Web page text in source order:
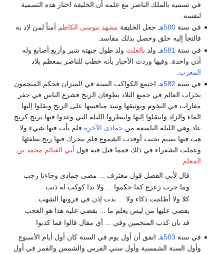
في تسميه بالملك الناصر مع علمه أن الخليفة اختار هذه التسمية
لنفسه.
في سنة580هـ جعل الخليفة مشهد موسى الكاظم أمناً لمن لاذ به
فالتجأ إليه خلق وحصل بذلك مفاسد.
في سنة 581هـ ولد بالعلث ولد طول جبهته شبر وأربع أصابع وله
أذن واحدة. وفيها وردت الأخبار بأنه خطب للناصر بمعظم بلاد
المغرب
في سنة 582هـ
اجتمع الكواكب الستة في الميزان فحكم المنجمون
بخراب العالم في جميع البلاد بطوفان الريح فشرع الناس في حفر
مغارات في التخوم وتوثيقها وسد منافسها على الريح ونقلوا إليها
الماء والزاد وانتقلوا إليها وانتظروا الليلة التي وعدوا فيها بريح كريح
عاد وهي الليلة التاسعة من جمادى الآخرة فلم يأت فيها شيء ولا
هب فيها نسيم بحيث أوقدت الشموع فلم يتحرك فيها ريح تطفئها
وعملت الشعراء في ذلك فمما قيل فيه قول أبي الغنائم محمد بن
المعلم:
قال لأبي الفضل قول معترف ... مضى جمادى وجاءنا رجب
وما جرت زعزع كما حكموا ... ولا بدا كوكب له ذنب
كلا ولا أظلمت ذكاء ولا ... بدت إذن في قرونها الشهب
يقضي عليها من ليس يعلم ما ... يقضي عليه هذا هو العجب
قد بان كذب المنجمين وفي ... أي مقال قالوا فما كذبوا
في سنة 583هـ
اتفق أن أول يوم في السنة كان أول أيام الأسبوع
وأول السنة الشمسية وأول سني الفرس والشمس والقمر في أول